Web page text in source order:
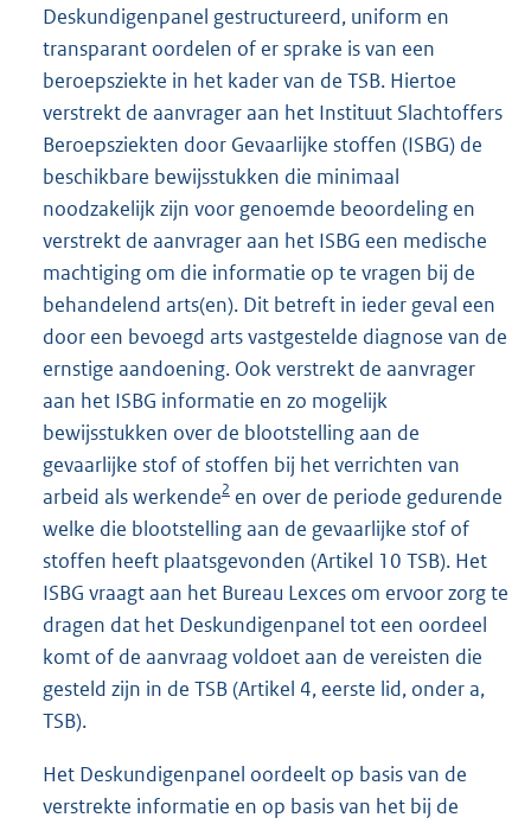
Deskundigenpanel gestructureerd, uniform en
transparant oordelen of er sprake is van een
beroepsziekte in het kader van de TSB. Hiertoe
verstrekt de aanvrager aan het Instituut Slachtoffers
Beroepsziekten door Gevaarlijke stoffen (ISBG) de
beschikbare bewijsstukken die minimaal
noodzakelijk zijn voor genoemde beoordeling en
verstrekt de aanvrager aan het ISBG een medische
machtiging om die informatie op te vragen bij de
behandelend arts(en). Dit betreft in ieder geval een
door een bevoegd arts vastgestelde diagnose van de
ernstige aandoening. Ook verstrekt de aanvrager
aan het ISBG informatie en zo mogelijk
bewijsstukken over de blootstelling aan de
gevaarlijke stof of stoffen bij het verrichten van
arbeid als werkende2 en over de periode gedurende
welke die blootstelling aan de gevaarlijke stof of
stoffen heeft plaatsgevonden (Artikel 10 TSB). Het
ISBG vraagt aan het Bureau Lexces om ervoor zorg te
dragen dat het Deskundigenpanel tot een oordeel
komt of de aanvraag voldoet aan de vereisten die
gesteld zijn in de TSB (Artikel 4, eerste lid, onder a,
TSB).
Het Deskundigenpanel oordeelt op basis van de
verstrekte informatie en op basis van het bij de